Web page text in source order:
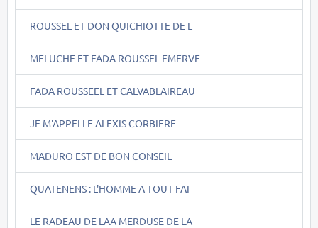
ROUSSEL ET DON QUICHIOTTE DE L
MELUCHE ET FADA ROUSSEL EMERVE
FADA ROUSSEEL ET CALVABLAIREAU
JE M'APPELLE ALEXIS CORBIERE
MADURO EST DE BON CONSEIL
QUATENENS : L'HOMME A TOUT FAI
LE RADEAU DE LAA MERDUSE DE LA